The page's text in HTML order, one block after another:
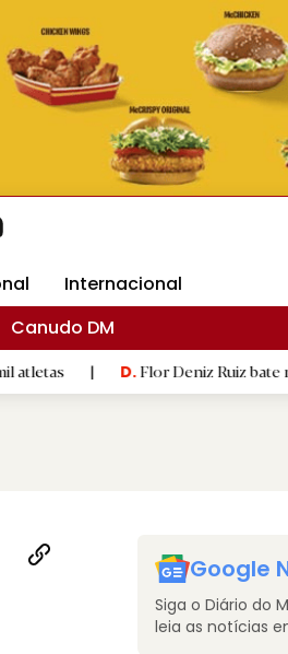
Arquidiocese Braga
Internacional
Canudo DM
| D.Flor Deniz Ruiz bate recorde da
Google
Siga o Diário do
leia as notícias